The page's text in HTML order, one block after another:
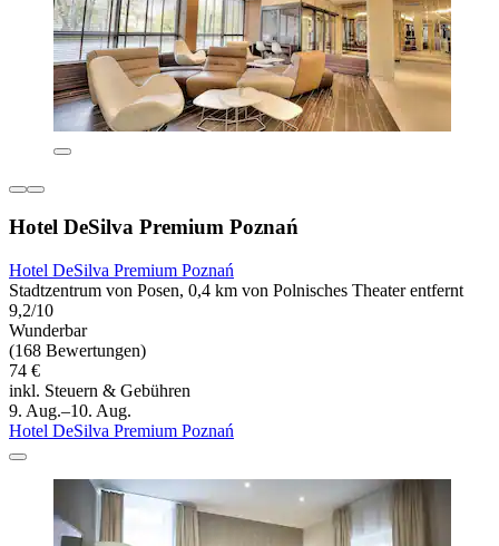
Hotel DeSilva Premium Poznań
Hotel DeSilva Premium Poznań
Stadtzentrum von Posen, 0,4 km von Polnisches Theater entfernt
9,2/10
Wunderbar
(168 Bewertungen)
74 €
inkl. Steuern & Gebühren
9. Aug.–10. Aug.
Hotel DeSilva Premium Poznań